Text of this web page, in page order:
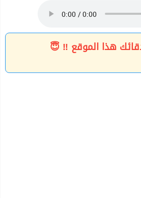
هذا الموقع ‼ 😇